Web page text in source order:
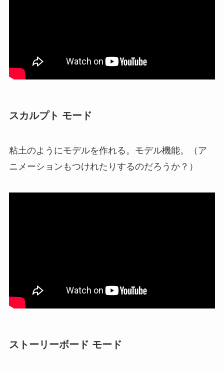
スカルプト モード
粘土のようにモデルを作れる。モデル機能。（ア
ニメーションもつけれたりするのだろうか？）
ストーリーボード モード